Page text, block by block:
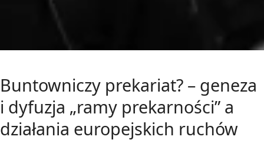
Buntowniczy prekariat? – geneza
i dyfuzja „ramy prekarności” a
działania europejskich ruchów